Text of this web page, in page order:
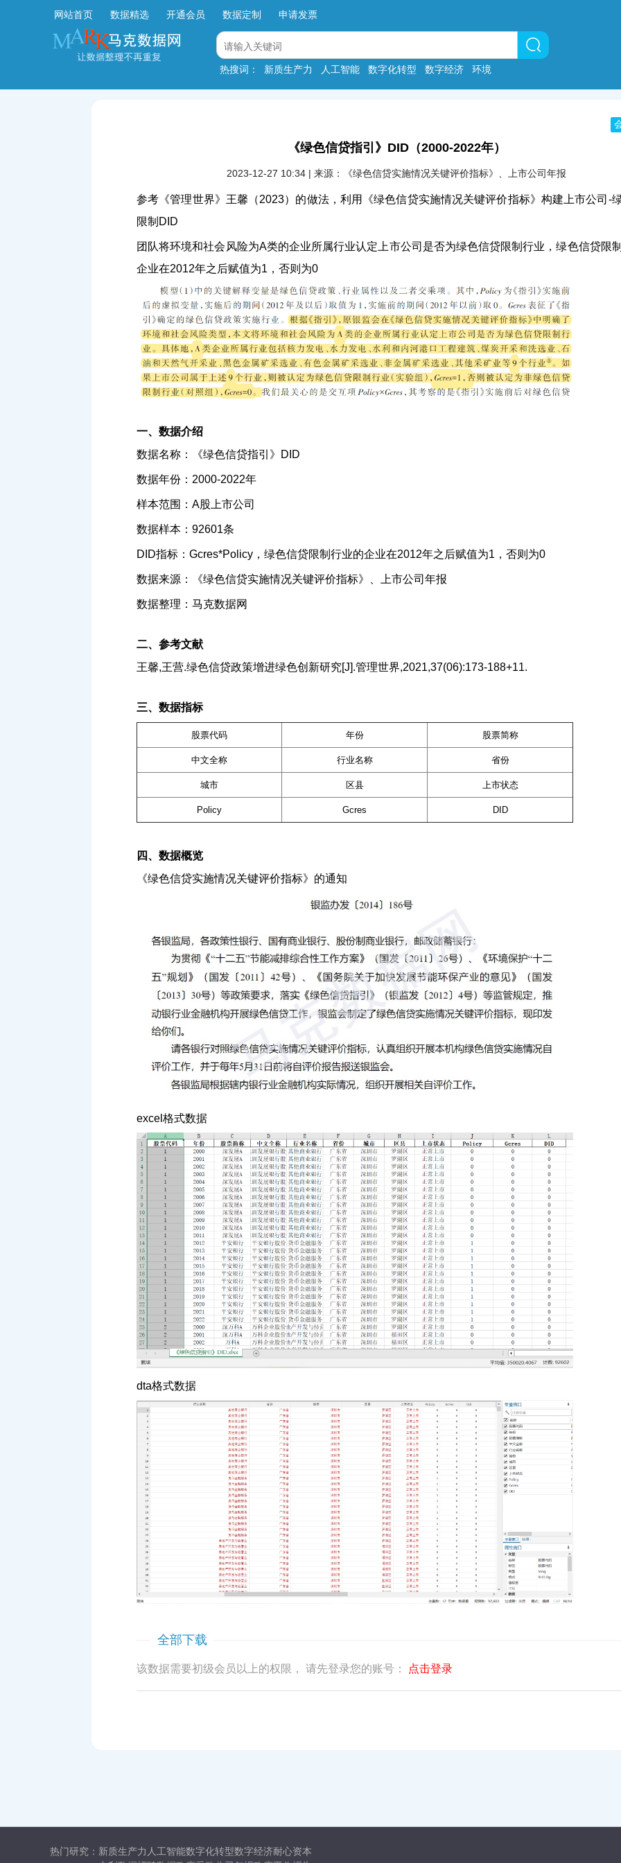
网站首页 数据精选 开通会员 数据定制 申请发票
热搜词：
新质生产力 人工智能 数字化转型 数字经济 环境
《绿色信贷指引》DID（2000-2022年）
2023-12-27 10:34 | 来源：《绿色信贷实施情况关键评价指标》、上市公司年报
参考《管理世界》王馨（2023）的做法，利用《绿色信贷实施情况关键评价指标》构建上市公司-
限制DID
团队将环境和社会风险为A类的企业所属行业认定上市公司是否为绿色信贷限制行业，绿色信贷限
企业在2012年之后赋值为1，否则为0
一、数据介绍
数据名称：《绿色信贷指引》DID
数据年份：2000-2022年
样本范围：A股上市公司
数据样本：92601条
DID指标：Gcres*Policy，绿色信贷限制行业的企业在2012年之后赋值为1，否则为0
数据来源：《绿色信贷实施情况关键评价指标》、上市公司年报
数据整理：马克数据网
二、参考文献
王馨,王营.绿色信贷政策增进绿色创新研究[J].管理世界,2021,37(06):173-188+11.
三、数据指标
股票代码 年份 股票简称
中文全称 行业名称 省份
城市 区县 上市状态
Policy Gcres DID
四、数据概览
《绿色信贷实施情况关键评价指标》的通知
excel格式数据
dta格式数据
全部下载
该数据需要初级会员以上的权限， 请先登录您的账号： 点击登录
热门研究： 新质生产力 人工智能数字化转型数字经济耐心资本